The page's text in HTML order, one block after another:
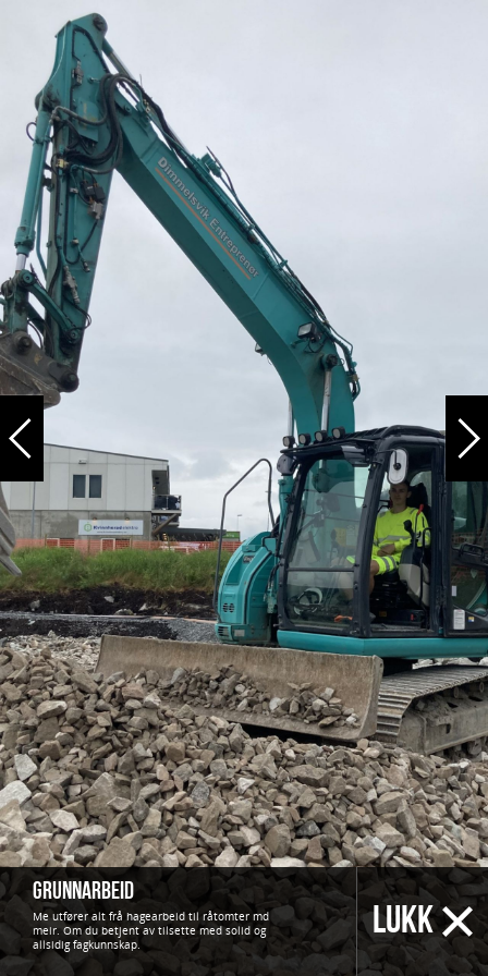
Grunnarbeid
Me utfører alt frå hagearbeid til råtomter md
meir. Om du betjent av tilsette med solid og
allsidig fagkunnskap.
LUKK